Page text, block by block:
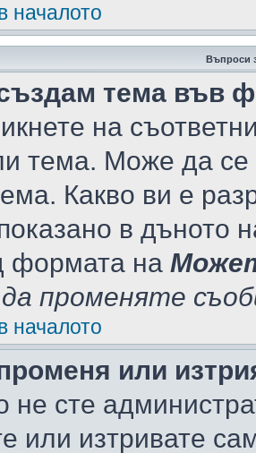
началото
Въпроси
тема във
на
тема. Може да се
Какво ви е
в дъното
формата на
да променяте
началото
или
не сте
или изтривате